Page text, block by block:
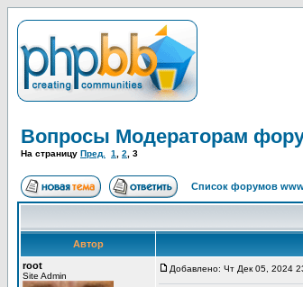
Вопросы Модераторам
На страницу Пред. 1 2 3
Список форумов
Автор
root
Site Admin
Добавлено: Чт Дек 05, 2024